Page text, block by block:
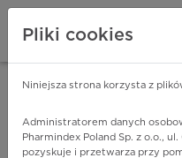
Pliki cookies
Niniejsza strona korzysta z
Administratorem danych
Pharmindex Poland Sp. z o.o.,
pozyskuje i przetwarza przy
ZA DARMO - w